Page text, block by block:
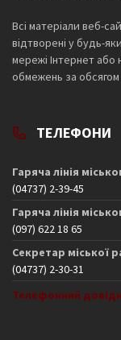
Всі матеріали веб-
відтворені у будь-
мережі Інтернет або
обмежень за обсягом
ТЕЛЕФОНИ
Гаряча лінія
(04737) 2-39-45
Гаряча лінія
(097) 622 18 65
Секретар міської
(04737) 2-30-31
Телефонний